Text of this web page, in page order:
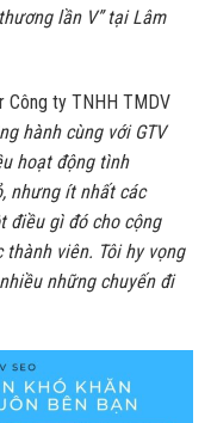
lần V” tại Lâm
Công ty TNHH TMDV
hành cùng với GTV
hoạt động tình
nhưng ít nhất các
điều gì đó cho cộng
viên. Tôi hy vọng
những chuyến đi